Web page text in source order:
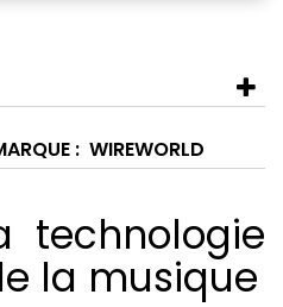
: WIREWORLD
technologie
la musique